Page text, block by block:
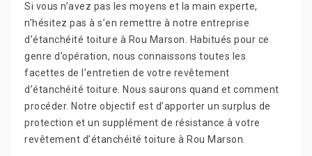
Si vous n’avez pas les moyens et la main experte,
n’hésitez pas à s’en remettre à notre entreprise
d’étanchéité toiture à Rou Marson. Habitués pour ce
genre d’opération, nous connaissons toutes les
facettes de l’entretien de votre revêtement
d’étanchéité toiture. Nous saurons quand et comment
procéder. Notre objectif est d’apporter un surplus de
protection et un supplément de résistance à votre
revêtement d’étanchéité toiture à Rou Marson.